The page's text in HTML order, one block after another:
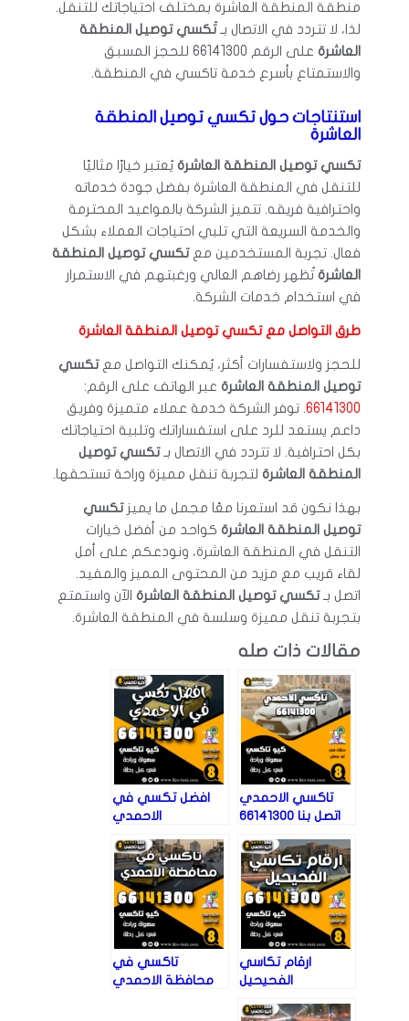
منطقة المنطقة العاشرة بمختلف احتياجاتك للتنقل.
لذا، لا تتردد في الاتصال بـتَكسي توصيل المنطقة
العاشرة
على الرقم 66141300 للحجز المسبق
والاستمتاع بأسرع خدمة تاكسي في المنطقة.
استنتاجات حول تكسي توصيل المنطقة
العاشرة
تكسي توصيل المنطقة العاشرةيُعتبر خيارًا مثاليًا
للتنقل في المنطقة العاشرة بفضل جودة خدماته
واحترافية فريقه. تتميز الشركة بالمواعيد المحترمة
والخدمة السريعة التي تلبي احتياجات العملاء بشكل
فعال. تجربة المستخدمين معتكسي توصيل المنطقة
العاشرةتُظهر رضاهم العالي ورغبتهم في الاستمرار
في استخدام خدمات الشركة.
طرق التواصل مع تكسي توصيل المنطقة العاشرة
للحجز ولاستفسارات أكثر، يُمكنك التواصل معتكسي
توصيل المنطقة العاشرةعبر الهاتف على الرقم:
66141300. توفر الشركة خدمة عملاء متميزة وفريق
داعم يستعد للرد على استفساراتك وتلبية احتياجاتك
بكل احترافية. لا تتردد في الاتصال بـتكسي توصيل
المنطقة العاشرةلتجربة تنقل مميزة وراحة تستحقها.
بهذا نكون قد استعرنا معًا مجمل ما يميزتكسي
توصيل المنطقة العاشرةكواحد من أفضل خيارات
التنقل في المنطقة العاشرة، ونودعكم على أمل
لقاء قريب مع مزيد من المحتوى المميز والمفيد.
اتصل بـتكسي توصيل المنطقة العاشرةالآن واستمتع
بتجربة تنقل مميزة وسلسة في المنطقة العاشرة.
مقالات ذات صله
تاكسي الاحمدي
اتصل بنا 66141300
افضل تكسي في
الاحمدي
ارقام تكاسي
الفحيحيل
تاكسي في
محافظة الاحمدي